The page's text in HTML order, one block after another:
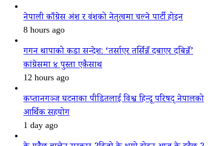
नेपाली काँग्रेस अंश र वंशको नेतृत्वमा चल्ने पार्टी होइन
8 hours ago
गगन थापाको कडा सन्देश: ‘तर्साएर तर्सिन्नँ दबाएर दबिन्नँ’
कांग्रेसमा ४ पुस्ता एकैसाथ
12 hours ago
कप्तानगञ्ज घटनाका पीडितलाई विश्व हिन्दू परिषद् नेपालको
आर्थिक सहयोग
1 day ago